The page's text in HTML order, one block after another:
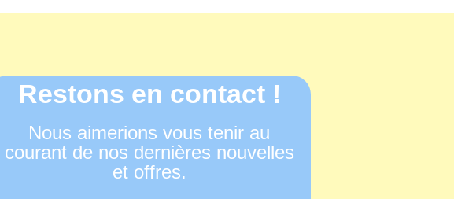
Restons en contact !
Nous aimerions vous tenir au
courant de nos dernières nouvelles
et offres.